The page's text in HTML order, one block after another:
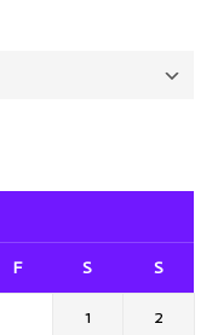
F S S
1 2